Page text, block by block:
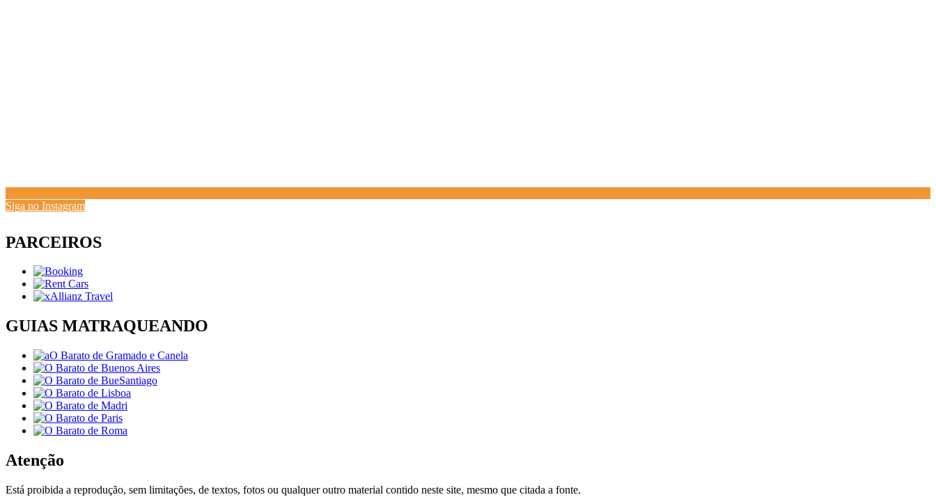
Siga no Instagram
PARCEIROS
GUIAS MATRAQUEANDO
Atenção
Está proibida a reprodução, sem limitações, de textos, fotos ou qualquer outro material contido neste site, mesmo que citada a fonte.